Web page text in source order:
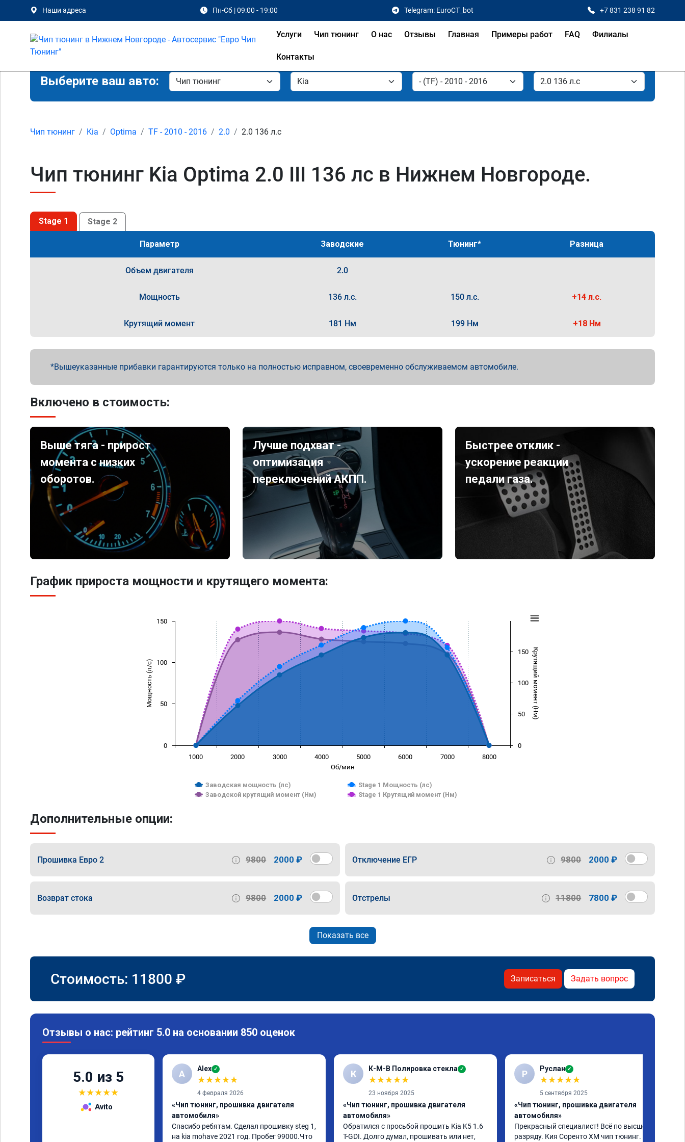
Наши адреса Пн-Сб | 09:00 - 19:00 Telegram: EuroCT_bot +7 831 238 91 82
Услуги Чип тюнинг О нас Отзывы Главная Примеры работ FAQ Филиалы
Контакты
Выберите ваш авто:
Чип тюнинг Kia Optima TF - 2010 - 2016 2.0 2.0 136 л.с
Чип тюнинг Kia Optima 2.0 III 136 лс в Нижнем Новгороде.
Stage 1 Stage 2
Параметр Заводские Тюнинг* Разница
Объем двигателя 2.0
Мощность 136 л.с. 150 л.с. +14 л.с.
Крутящий момент 181 Нм 199 Нм +18 Нм
Вышеуказанные прибавки гарантируются только на полностью исправном, своевременно обслуживаемом автомобиле.
Включено в стоимость:
Выше тяга - прирост
момента с низких
оборотов.
Лучше подхват -
оптимизация
переключений АКПП.
Быстрее отклик -
ускорение реакции
педали газа.
График прироста мощности и крутящего момента:
Об/мин
Мощность (л/с) Крутящий момент (Нм)
Заводская мощность (лс)
Stage 1 Мощность (лс)
Заводской крутящий момент (Нм)
Stage 1 Крутящий момент (Нм)
1000 2000 3000 4000 5000 6000 7000 8000
0
50
100
150
0
50
100
150
Дополнительные опции:
Прошивка Евро 2 9800 2000 ₽ Отключение ЕГР 9800 2000 ₽
Возврат стока 9800 2000 ₽ Отстрелы 11800 7800 ₽
Показать все
Стоимость: 11800 ₽ Записаться Задать вопрос
Отзывы о нас: рейтинг 5.0 на основании 850 оценок
5.0 из 5
★★★★★
Avito
A Alex ✓
★★★★★
4 февраля 2026
«Чип тюнинг, прошивка двигателя
автомобиля»
Спасибо ребятам. Сделал прошивку steg 1,
на kia mohave 2021 год. Пробег 99000.Что
К К-М-В Полировка стекла ✓
★★★★★
23 ноября 2025
«Чип тюнинг, прошивка двигателя
автомобиля»
Обратился с просьбой прошить Kia K5 1.6
T-GDI. Долго думал, прошивать или нет,
Р Руслан ✓
★★★★★
5 сентября 2025
«Чип тюнинг, прошивка двигателя
автомобиля»
Прекрасный специалист! Всё по высшему
разряду. Кия Соренто XM чип тюнинг.